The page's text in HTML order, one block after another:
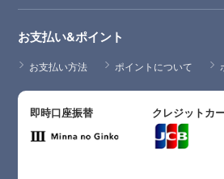
お支払い&ポイント
お支払い方法 ポイントについて
即時口座振替 クレジットカ